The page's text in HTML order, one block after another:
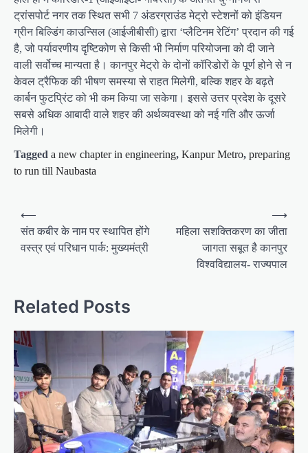
ट्रांसपोर्ट नगर तक स्थित सभी 7 अंडरग्राउंड मेट्रो स्टेशनों को इंडियन
ग्रीन बिल्डिंग काउन्सिल (आईजीबीसी) द्वारा ‘प्लैटिनम रेटिंग’ प्रदान की गई
है, जो पर्यावरणीय दृष्टिकोण से किसी भी निर्माण परियोजना को दी जाने
वाली सर्वोच्च मान्यता है। कानपुर मेट्रो के दोनों कॉरिडोरों के पूर्ण होने से न
केवल ट्रैफिक की भीषण समस्या से राहत मिलेगी, बल्कि शहर के बढ़ते
कार्बन फुटप्रिंट को भी कम किया जा सकेगा। इससे उत्तर प्रदेश के दूसरे
सबसे अधिक आबादी वाले शहर की अर्थव्यवस्था को नई गति और ऊर्जा
मिलेगी।
Tagged a new chapter in engineering, Kanpur Metro, preparing
to run till Naubasta
o
a
v
i
g
a
t
i
⟵
संत कबीर के नाम पर स्थापित होंगे
वस्त्र एवं परिधान पार्क: मुख्यमंत्री
महिला सशक्तिकरण का जीता
जागता सबूत है कानपुर
विश्वविद्यालय- राज्यपाल
⟶
Related Posts